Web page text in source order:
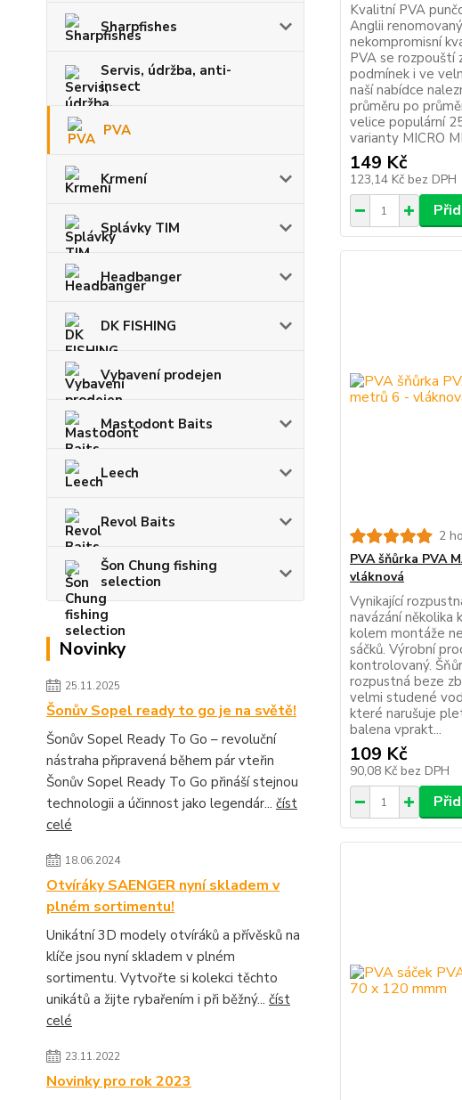
Sharpfishes
Servis, údržba, anti-
insect
PVA
Krmení
Splávky TIM
Headbanger
DK FISHING
Vybavení prodejen
Mastodont Baits
Leech
Revol Baits
Šon Chung fishing
selection
Novinky
25.11.2025
Šonův Sopel ready to go je na světě!
Šonův Sopel Ready To Go – revoluční
nástraha připravená během pár vteřin
Šonův Sopel Ready To Go přináší stejnou
technologii a účinnost jako legendár... číst
celé
18.06.2024
Otvíráky SAENGER nyní skladem v
plném sortimentu!
Unikátní 3D modely otvíráků a přívěsků na
klíče jsou nyní skladem v plném
sortimentu. Vytvořte si kolekci těchto
unikátů a žijte rybařením i při běžný... číst
celé
23.11.2022
Novinky pro rok 2023
Kvalitní PVA
Anglii
nekompromisní
PVA se rozpouští
podmínek i ve
naší nabídce
průměru po
velice populární
varianty MICRO
149 Kč
123,14 Kč bez DPH
2
PVA šňůrka PVA
vláknová
Vynikající
navázání několika
kolem montáže
sáčků. Výrobní
kontrolovaný.
rozpustná beze
velmi studené
které narušuje
balena vprakt...
109 Kč
90,08 Kč bez DPH